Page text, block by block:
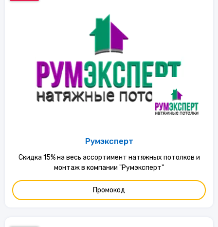
Румэксперт
Скидка 15% на весь ассортимент натяжных потолков и
монтаж в компании "Румэксперт"
Промокод